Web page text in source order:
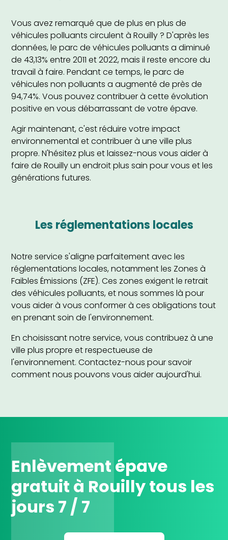
Vous avez remarqué que de plus en plus de
véhicules polluants circulent à Rouilly ? D'après les
données, le parc de véhicules polluants a diminué
de 43,13% entre 2011 et 2022, mais il reste encore du
travail à faire. Pendant ce temps, le parc de
véhicules non polluants a augmenté de près de
94,74%. Vous pouvez contribuer à cette évolution
positive en vous débarrassant de votre épave.
Agir maintenant, c'est réduire votre impact
environnemental et contribuer à une ville plus
propre. N'hésitez plus et laissez-nous vous aider à
faire de Rouilly un endroit plus sain pour vous et les
générations futures.
Les réglementations locales
Notre service s'aligne parfaitement avec les
réglementations locales, notamment les Zones à
Faibles Émissions (ZFE). Ces zones exigent le retrait
des véhicules polluants, et nous sommes là pour
vous aider à vous conformer à ces obligations tout
en prenant soin de l'environnement.
En choisissant notre service, vous contribuez à une
ville plus propre et respectueuse de
l'environnement. Contactez-nous pour savoir
comment nous pouvons vous aider aujourd'hui.
Enlèvement épave
gratuit à Rouilly tous les
jours 7 / 7